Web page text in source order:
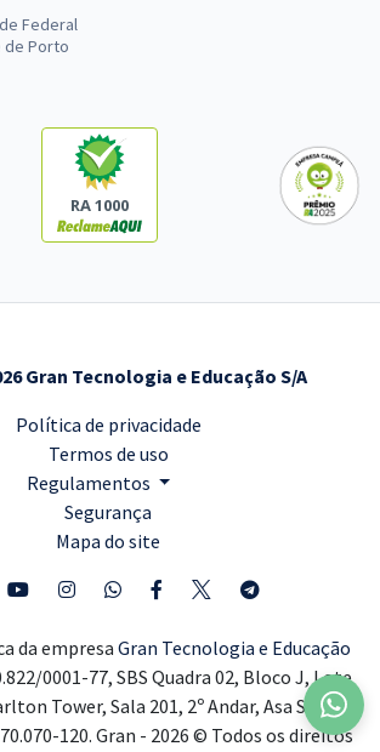
Federal
de Porto
RA 1000
Gran Tecnologia e Educação S/A
Política de privacidade
Termos de uso
Regulamentos
Segurança
Mapa do site
da empresa Gran Tecnologia e Educação
0001-77, SBS Quadra 02, Bloco J, Lote
Tower, Sala 201, 2º Andar, Asa Sul,
120. Gran - 2026 © Todos os direitos